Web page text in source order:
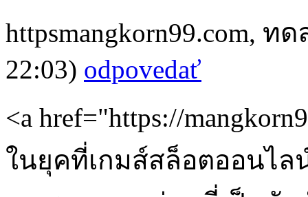
httpsmangkorn99.com, ทด
22:03) odpovedať
<a href="https://
ในยุคที่เกมส์สล็อตออนไ